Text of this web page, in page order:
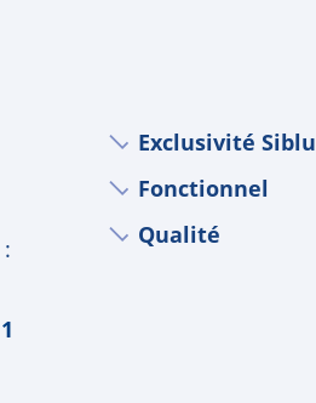
1
Exclusivité Siblu
Fonctionnel
Qualité